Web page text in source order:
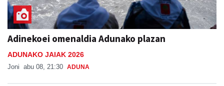
Adinekoei omenaldia Adunako plazan
ADUNAKO JAIAK 2026
Joni abu 08, 21:30 ADUNA